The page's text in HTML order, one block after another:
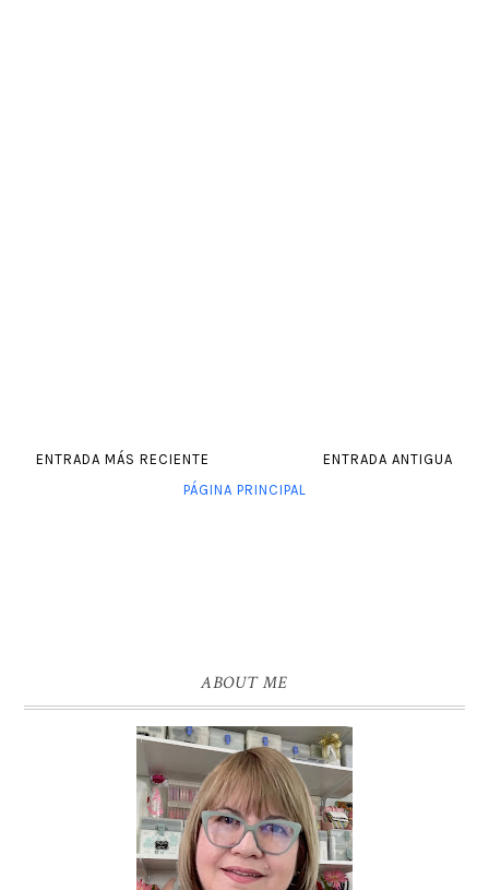
ENTRADA MÁS RECIENTE
ENTRADA ANTIGUA
PÁGINA PRINCIPAL
ABOUT ME